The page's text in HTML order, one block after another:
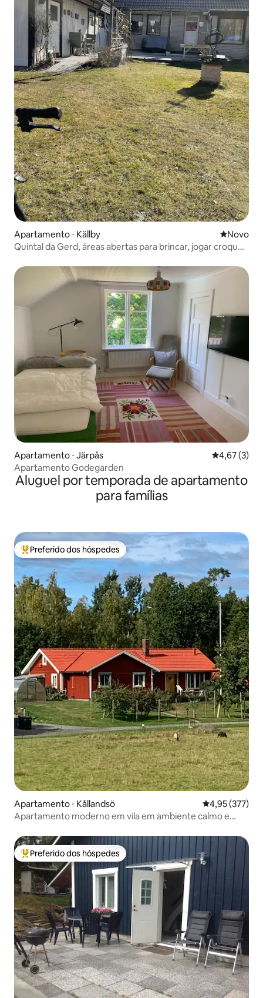
Apartamento ⋅ Källby Novo
Novo
Quintal da Gerd, áreas abertas para brincar, jogar croquet,
Apartamento ⋅ Järpås 4,67 de
4,67 (3)
Apartamento Godegarden
Aluguel por temporada de apartamento
para famílias
Entre os melhores preferidos dos hóspedes
Preferido dos hóspedes
Apartamento ⋅ Kållandsö 4,95 de uma
4,95 (377)
Apartamento moderno em vila em ambiente calmo e
Entre os melhores preferidos dos hóspedes
Preferido dos hóspedes